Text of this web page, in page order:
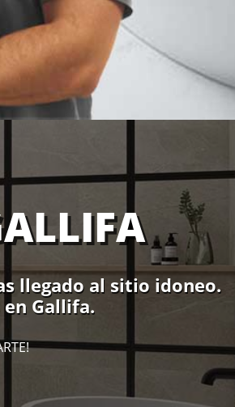
llegado al sitio idoneo.
Gallifa.